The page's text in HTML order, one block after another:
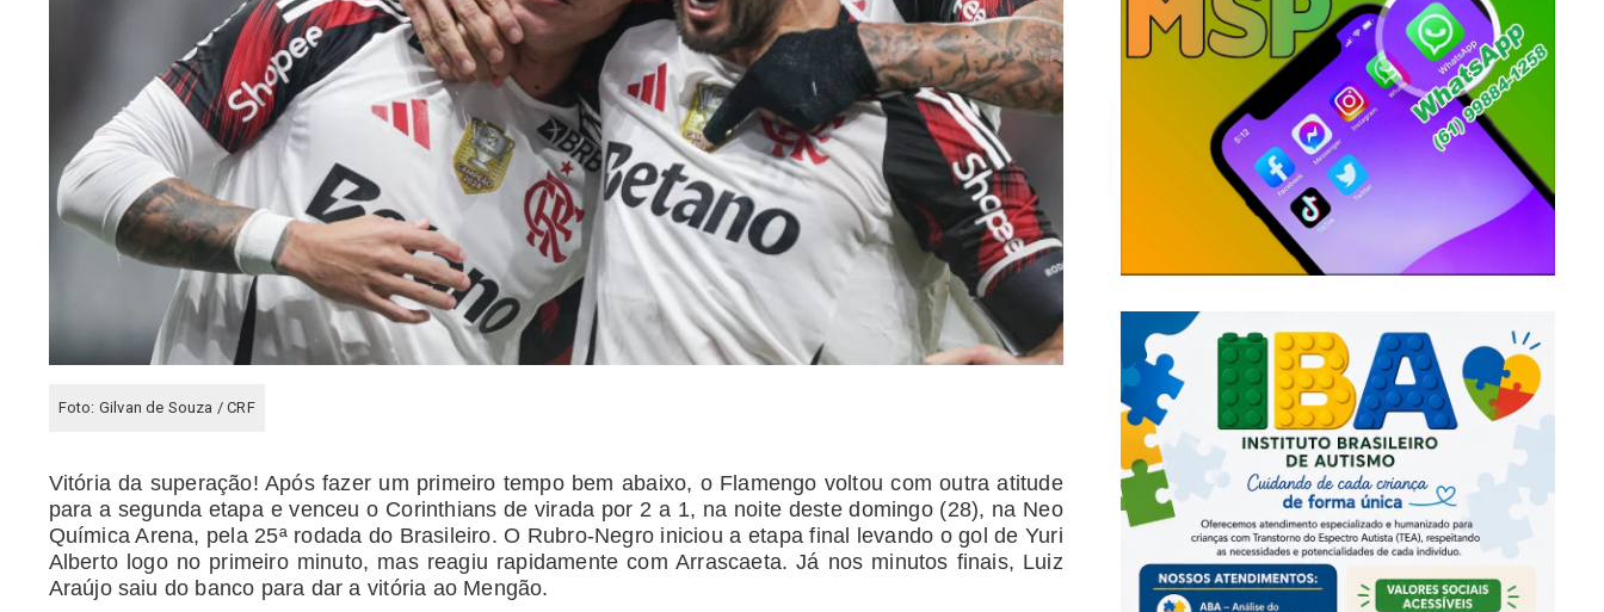
Foto: Gilvan de Souza / CRF
Vitória da superação! Após fazer um primeiro tempo bem abaixo, o Flamengo voltou com outra atitude
para a segunda etapa e venceu o Corinthians de virada por 2 a 1, na noite deste domingo (28), na Neo
Química Arena, pela 25ª rodada do Brasileiro. O Rubro-Negro iniciou a etapa final levando o gol de Yuri
Alberto logo no primeiro minuto, mas reagiu rapidamente com Arrascaeta. Já nos minutos finais, Luiz
Araújo saiu do banco para dar a vitória ao Mengão.